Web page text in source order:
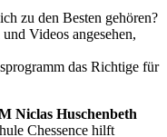
zu den Besten gehören?
Videos angesehen,
das Richtige für
Niclas Huschenbeth
Chessence hilft